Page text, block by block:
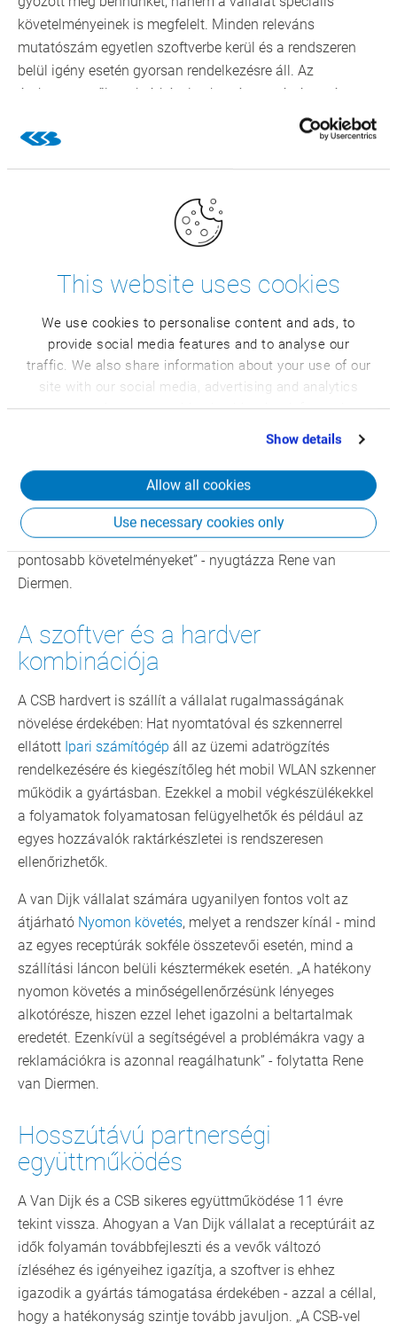
This website uses cookies
We use cookies to personalise content and ads, to
provide social media features and to analyse our
traffic. We also share information about your use of our
site with our social media, advertising and analytics
partners who may combine it with other information
that you’ve provided to them or that they’ve collected
Show details
Allow all cookies
Use necessary cookies only
követelményeinek is megfelelt. Minden releváns
mutatószám egyetlen szoftverbe kerül és a rendszeren
belül igény esetén gyorsan rendelkezésre áll. Az
árubemenettől a raktárkészleteken és a gyártáson át a
prognózisig, értékesítésig, vevőnek történő kiszállításig
bezárólag a gyártási folyamat minden egyes lépcsője
A Van Dijk vállalat mára az optimlizált tervezési- és
prognózis folyamatokból és a pénzügyi- és a minőségi
rendszerek gondos felügyeletéből és vezérléséből profitál.
az üzemi folyamatainkról” - kezdi Rene van Diermen, a
Van Dijk Banket BV korábbi pénzügyi igazgatója. „Ezzel a
magas tudás- és információs szinttel gyorsabban tudunk
reagálni az esetleges problémákra és
termelékenységünket és kapacitásunkat
maximalizálhatjuk. Egyszerűen egy új szintre léptünk.”
Azonban nemcsak a szoftver maga, hanem a
megvalósító csapat jellegzetes tapasztalata kellett ahhoz,
hogy a rendszer pontosan bevezetésre kerüljön a Van Dijk
vállalat követelményeire igazítva. „A teamünk jól ismeri a
piacot. Ezzel a tudással könnyebben megérthetjük a
pontosabb követelményeket” - nyugtázza Rene van
Diermen.
A szoftver és a hardver
kombinációja
A CSB hardvert is szállít a vállalat rugalmasságának
növelése érdekében: Hat nyomtatóval és szkennerrel
ellátott Ipari számítógép áll az üzemi adatrögzítés
rendelkezésére és kiegészítőleg hét mobil WLAN szkenner
működik a gyártásban. Ezekkel a mobil végkészülékekkel
a folyamatok folyamatosan felügyelhetők és például az
egyes hozzávalók raktárkészletei is rendszeresen
ellenőrizhetők.
A van Dijk vállalat számára ugyanilyen fontos volt az
átjárható Nyomon követés, melyet a rendszer kínál - mind
az egyes receptúrák sokféle összetevői esetén, mind a
szállítási láncon belüli késztermékek esetén. „A hatékony
nyomon követés a minőségellenőrzésünk lényeges
alkotórésze, hiszen ezzel lehet igazolni a beltartalmak
eredetét. Ezenkívül a segítségével a problémákra vagy a
reklamációkra is azonnal reagálhatunk” - folytatta Rene
van Diermen.
Hosszútávú partnerségi
együttműködés
A Van Dijk és a CSB sikeres együttműködése 11 évre
tekint vissza. Ahogyan a Van Dijk vállalat a receptúráit az
idők folyamán továbbfejleszti és a vevők változó
ízléséhez és igényeihez igazítja, a szoftver is ehhez
igazodik a gyártás támogatása érdekében - azzal a céllal,
hogy a hatékonyság szintje tovább javuljon. „A CSB-vel